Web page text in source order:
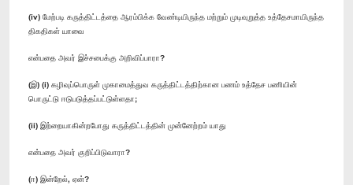
(iv) மேற்படி கருத்திட்டத்தை ஆரம்பிக்க வேண்டியிருந்த மற்றும் முடிவுறுத்த உத்தேசமாயிருந்த
திகதிகள் யாவை
என்பதை அவர் இச்சபைக்கு அறிவிப்பாரா?
(இ) (i) கழிவுப்பொருள் முகாமைத்துவ கருத்திட்டத்திற்கான பணம் உத்தேச பணியின்
பொருட்டு ஈடுபடுத்தப்பட்டுள்ளதா;
(ii) இற்றையாகின்றபோது கருத்திட்டத்தின் முன்னேற்றம் யாது
என்பதை அவர் குறிப்பிடுவாரா?
(ஈ) இன்றேல், ஏன்?